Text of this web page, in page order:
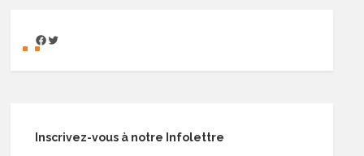
Inscrivez-vous à notre Infolettre